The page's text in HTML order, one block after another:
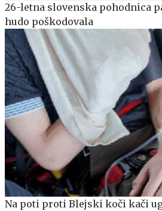
26-letna slovenska pohodnica
hudo poškodovala
Na poti proti Blejski koči kači